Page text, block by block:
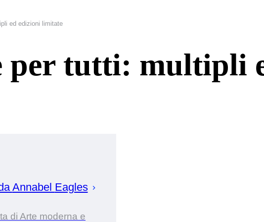
ed edizioni limitate
per tutti: multipli
Annabel Eagles
di Arte moderna e